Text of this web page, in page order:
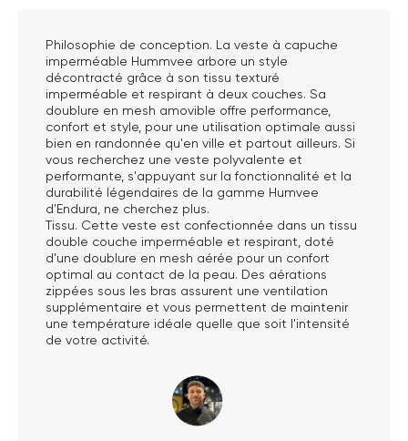
Philosophie de conception. La veste à capuche
imperméable Hummvee arbore un style
décontracté grâce à son tissu texturé
imperméable et respirant à deux couches. Sa
doublure en mesh amovible offre performance,
confort et style, pour une utilisation optimale aussi
bien en randonnée qu'en ville et partout ailleurs. Si
vous recherchez une veste polyvalente et
performante, s'appuyant sur la fonctionnalité et la
durabilité légendaires de la gamme Humvee
d'Endura, ne cherchez plus.
Tissu. Cette veste est confectionnée dans un tissu
double couche imperméable et respirant, doté
d'une doublure en mesh aérée pour un confort
optimal au contact de la peau. Des aérations
zippées sous les bras assurent une ventilation
supplémentaire et vous permettent de maintenir
une température idéale quelle que soit l'intensité
de votre activité.